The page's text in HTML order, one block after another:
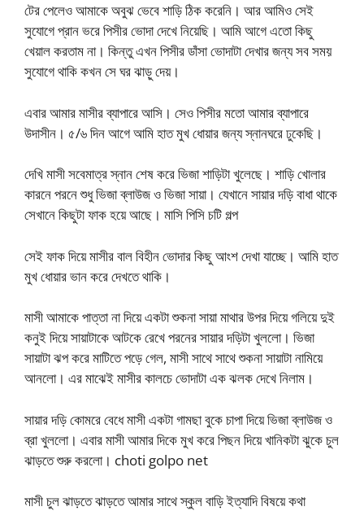
টের পেলেও আমাকে অবুঝ ভেবে শাড়ি ঠিক করেনি। আর আমিও সেই
সুযোগে প্রান ভরে পিসীর ভোদা দেখে নিয়েছি। আমি আগে এতো কিছু
খেয়াল করতাম না। কিন্তু এখন পিসীর ডাঁসা ভোদাটা দেখার জন্য সব সময়
সুযোগে থাকি কখন সে ঘর ঝাড়ু দেয়।
এবার আমার মাসীর ব্যাপারে আসি। সেও পিসীর মতো আমার ব্যাপারে
উদাসীন। ৫/৬ দিন আগে আমি হাত মুখ ধোয়ার জন্য স্নানঘরে ঢুকেছি।
দেখি মাসী সবেমাত্র স্নান শেষ করে ভিজা শাড়িটা খুলেছে। শাড়ি খোলার
কারনে পরনে শুধু ভিজা ব্লাউজ ও ভিজা সায়া। যেখানে সায়ার দড়ি বাধা থাকে
সেখানে কিছুটা ফাক হয়ে আছে। মাসি পিসি চটি গল্প
সেই ফাক দিয়ে মাসীর বাল বিহীন ভোদার কিছু আংশ দেখা যাচ্ছে। আমি হাত
মুখ ধোয়ার ভান করে দেখতে থাকি।
মাসী আমাকে পাত্তা না দিয়ে একটা শুকনা সায়া মাথার উপর দিয়ে গলিয়ে দুই
কনুই দিয়ে সায়াটাকে আটকে রেখে পরনের সায়ার দড়িটা খুললো। ভিজা
সায়াটা ঝপ করে মাটিতে পড়ে গেল, মাসী সাথে সাথে শুকনা সায়াটা নামিয়ে
আনলো। এর মাঝেই মাসীর কালচে ভোদাটা এক ঝলক দেখে নিলাম।
সায়ার দড়ি কোমরে বেধে মাসী একটা গামছা বুকে চাপা দিয়ে ভিজা ব্লাউজ ও
ব্রা খুললো। এবার মাসী আমার দিকে মুখ করে পিছন দিয়ে খানিকটা ঝুকে চুল
ঝাড়তে শুরু করলো। choti golpo net
মাসী চুল ঝাড়তে ঝাড়তে আমার সাথে স্কুল বাড়ি ইত্যাদি বিষয়ে কথা